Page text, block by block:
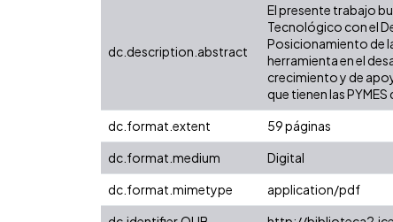
dc.description.abstract
El presente trabajo
Tecnológico con el
Posicionamiento de
herramienta en el
crecimiento y de
que tienen las PYMES
dc.format.extent 59 páginas
dc.format.medium
Digital
dc.format.mimetype
application/pdf